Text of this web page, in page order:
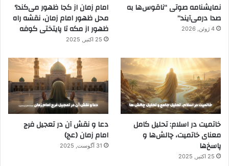
نمایشنامه صوتی “ناقوس‌ها به
صدا در‌می‌آیند”
4 ژوئن, 2026
امام زمان از کجا ظهور می‌کند؟
محل ظهور امام زمان، نقشه راه
ظهور از مکه تا پایتختی کوفه
25 اکتبر, 2025
خاتمیت در اسلام: تحلیل کامل
معنای خاتمیت، چالش‌ها و
پاسخ‌ها
25 اکتبر, 2025
دعا و نقش آن در تعجیل فرج
امام زمان (عج)
31 آگوست, 2025